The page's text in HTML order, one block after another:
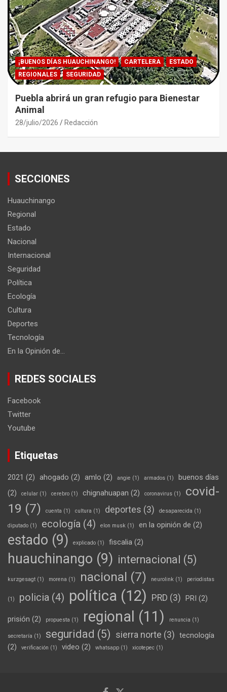
¡BUENOS DÍAS HUAUCHINANGO! CARTELERA
ESTADO
REGIONALES
SEGURIDAD
Puebla abrirá un gran refugio para Bienestar
Animal
28/julio/2026 Redacción
SECCIONES
Huauchinango
Regional
Estado
Nacional
Internacional
Seguridad
Política
Ecología
Cultura
Deportes
Tecnología
En la Opinión de…
REDES SOCIALES
Facebook
Twitter
Youtube
Etiquetas
2021 (2) ahogado (2) amlo (2) angie (1) armados (1)
buenos días
(2)
celular (1) cerebro (1) chignahuapan (2) coronavirus (1)
covid-
19 (7) cuenta (1) cultura (1) deportes (3) desaparecida (1)
diputado (1) ecología (4) elon musk (1) en la opinión de (2)
estado (9) explicado (1) fiscalia (2)
huauchinango (9) internacional (5)
kurzgesagt (1) morena (1) nacional (7) neurolink (1) periodistas
(1) policia (4) política (12) PRD (3) PRI (2)
prisión (2) propuesta (1) regional (11) renuncia (1)
secretaría (1) seguridad (5) sierra norte (3) tecnología
(2)
verificación (1) video (2) whatsapp (1) xicotepec (1)